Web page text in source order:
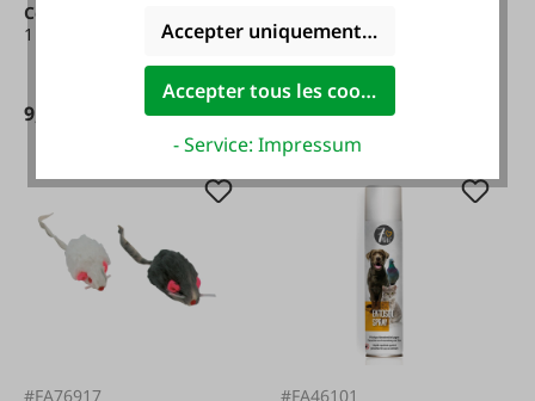
et furets
Contenu :
1 l)
9,95 €*
#FA76917 #FA46101
Accepter uniquement les cookies
Accepter tous les cookies
- Service: Impressum